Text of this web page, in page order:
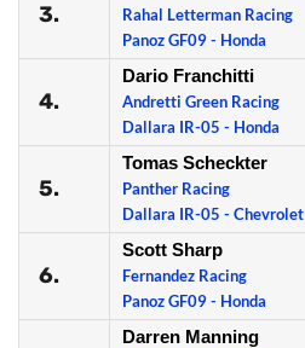
3.
Rahal Letterman Racing
Panoz GF09 - Honda
4.
Dario Franchitti
Andretti Green Racing
Dallara IR-05 - Honda
5.
Tomas Scheckter
Panther Racing
Dallara IR-05 - Chevrolet
6.
Scott Sharp
Fernandez Racing
Panoz GF09 - Honda
Darren Manning